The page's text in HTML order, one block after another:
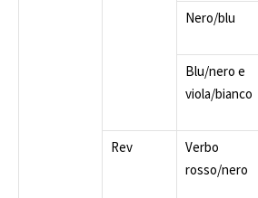
Nero/blu
Blu/nero e
viola/bianco
Rev
Verbo
rosso/nero